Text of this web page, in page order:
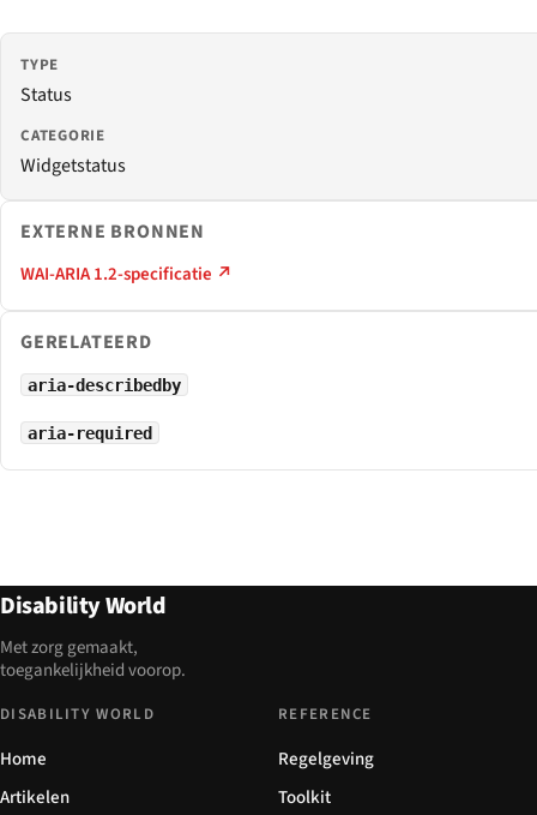
TYPE
Status
CATEGORIE
Widgetstatus
EXTERNE BRONNEN
WAI-ARIA 1.2-specificatie ↗
GERELATEERD
aria-describedby
aria-required
Disability World
Met zorg gemaakt,
toegankelijkheid voorop.
DISABILITY WORLD
Home
Artikelen
REFERENCE
Regelgeving
Toolkit